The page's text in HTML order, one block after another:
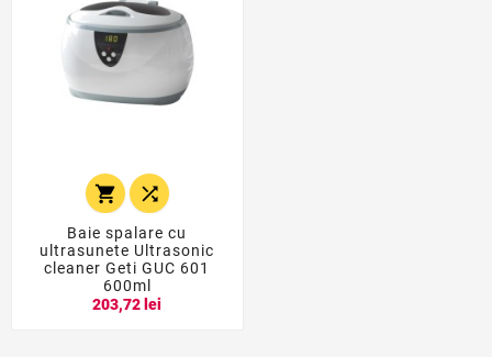
 
Baie spalare cu
ultrasunete Ultrasonic
cleaner Geti GUC 601
600ml
203,72 lei